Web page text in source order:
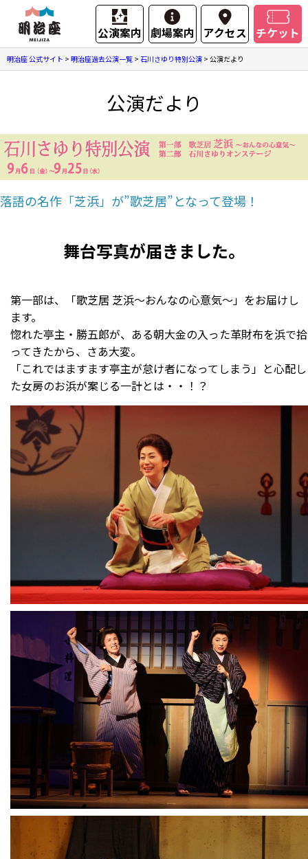
公演案内 劇場案内 アクセス チケット
明治座 公式サイト > 明治座過去公演一覧 > 石川さゆり特別公演 > 公演だより
公演だより
落語の名作「芝浜」が”歌芝居”となって登場！
舞台写真が届きました。
第一部は、「歌芝居 芝浜～おんなの心意気～」をお届けし
ます。
惚れた亭主・勝五郎が、ある朝大金の入った革財布を浜で拾
ってきたから、さあ大変。
「これではますます亭主が怠け者になってしまう」と心配し
た女房のお浜が案じる一計とは・・！？